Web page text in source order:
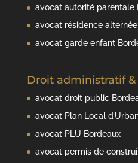
avocat autorité parentale
avocat résidence
avocat garde enfant
Droit administratif
avocat droit public
avocat Plan Local
avocat PLU Bordeaux
avocat permis de